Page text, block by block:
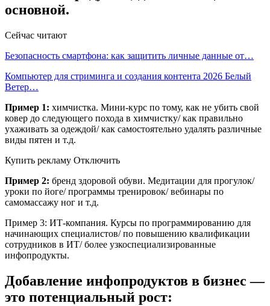
основной.
Сейчас читают
Безопасность смартфона: как защитить личные данные от…
Компьютер для стриминга и создания контента 2026 Белый
Ветер…
Пример 1: химчистка. Мини-курс по тому, как не убить свой
ковер до следующего похода в химчистку/ как правильно
ухаживать за одеждой/ как самостоятельно удалять различные
виды пятен и т.д.
Купить рекламу Отключить
Пример 2: бренд здоровой обуви. Медитации для прогулок/
уроки по йоге/ программы тренировок/ вебинары по
самомассажу ног и т.д.
Пример 3: ИТ-компания. Курсы по программированию для
начинающих специалистов/ по повышению квалификации
сотрудников в ИТ/ более узкоспециализированные
инфопродукты.
Добавление инфопродуктов в бизнес —
это потенциальный рост: